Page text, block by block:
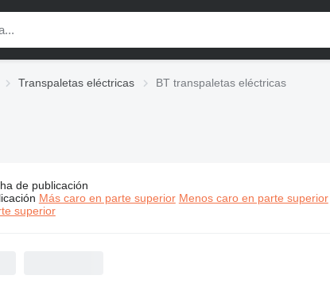
Transpaletas eléctricas BT transpaletas eléctricas
BT transpaletas eléctricas
de publicación
Más caro en parte superior Menos caro en parte superior
superior